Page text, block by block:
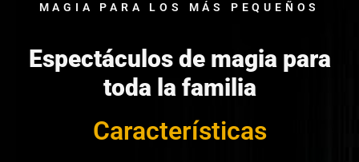
MAGIA PARA LOS MÁS PEQUEÑOS
Espectáculos de magia para
toda la familia
Características